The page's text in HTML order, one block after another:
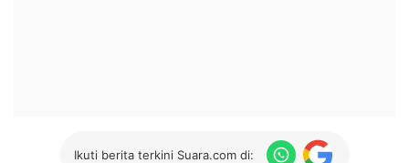
Ikuti berita terkini Suara.com di: